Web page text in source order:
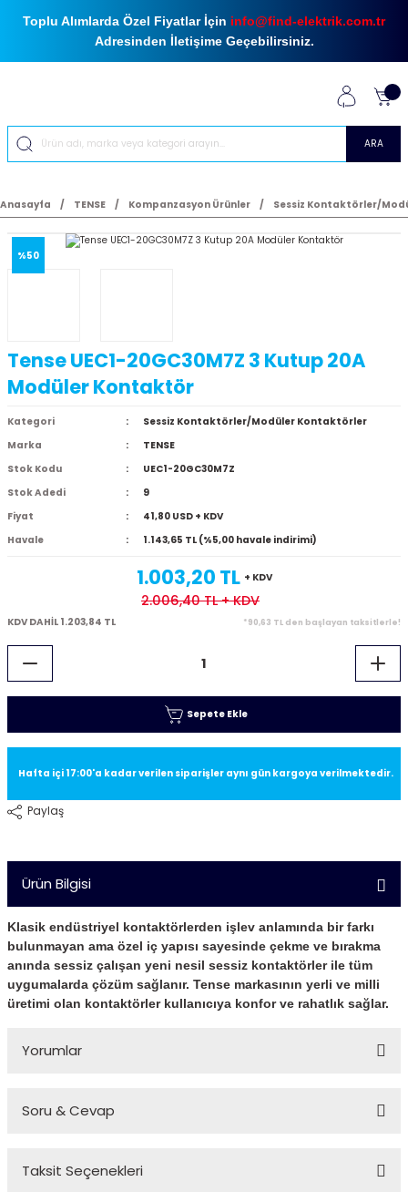
Toplu Alımlarda Özel Fiyatlar İçin info@find-elektrik.com.tr
Adresinden İletişime Geçebilirsiniz.
ARA
Anasayfa TENSE Kompanzasyon Ürünler Sessiz Kontaktörler/
%50
Tense UEC1-20GC30M7Z 3 Kutup 20A
Modüler Kontaktör
Kategori
Sessiz Kontaktörler/Modüler Kontaktörler
Marka
TENSE
Stok Kodu
UEC1-20GC30M7Z
Stok Adedi
9
Fiyat
41,80 USD + KDV
Havale
1.143,65 TL (%5,00 havale indirimi)
1.003,20 TL + KDV
2.006,40 TL+ KDV
KDV DAHİL 1.203,84 TL *90,63 TL den başlayan taksitlerle!
Sepete Ekle
Hafta içi 17:00'a kadar verilen siparişler aynı gün kargoya verilmektedir.
Paylaş
Ürün Bilgisi
Klasik endüstriyel kontaktörlerden işlev anlamında bir farkı
bulunmayan ama özel iç yapısı sayesinde çekme ve bırakma
anında sessiz çalışan yeni nesil sessiz kontaktörler ile tüm
uygumalarda çözüm sağlanır. Tense markasının yerli ve milli
üretimi olan kontaktörler kullanıcıya konfor ve rahatlık sağlar.
Yorumlar
Soru & Cevap
Ürün hakkında henüz soru sorulmamış.
Taksit Seçenekleri